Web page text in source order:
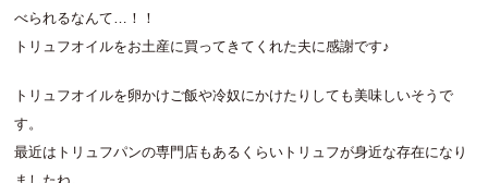
べられるなんて…！！
トリュフオイルをお土産に買ってきてくれた夫に感謝です♪
トリュフオイルを卵かけご飯や冷奴にかけたりしても美味しいそうで
す。
最近はトリュフパンの専門店もあるくらいトリュフが身近な存在になり